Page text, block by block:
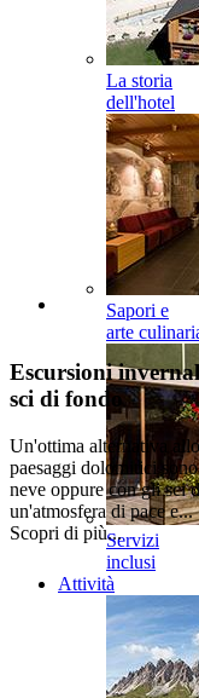
La storia
dell'hotel
Sapori e
arte
Servizi
inclusi
Attività
Escursioni
sci di fondo
Un'ottima alternativa
paesaggi dolomitici
neve oppure con gli sci
un'atmosfera di pace e...
Scopri di più...